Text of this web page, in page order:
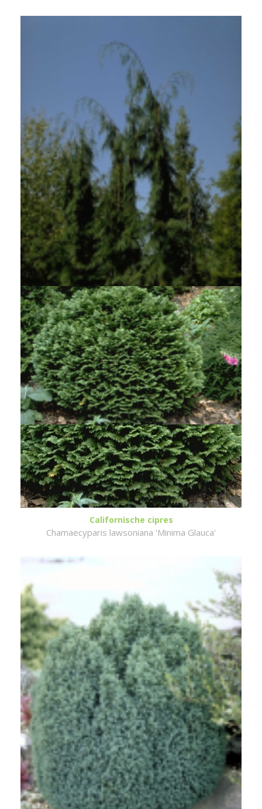
Californische cipres
Chamaecyparis lawsoniana 'Dik's Weeping'
Californische cipres
Chamaecyparis lawsoniana 'Minima Glauca'
Dwergcypres
Chamaecyparis lawsoniana 'Nymph'